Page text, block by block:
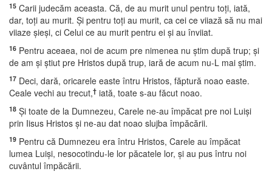
15 Carii judecăm aceasta. Că, de au murit unul pentru toţi, iată,
dar, toţi au murit. Şi pentru toţi au murit, ca cei ce viiază să nu mai
viiaze şieşi, ci Celui ce au murit pentru ei şi au înviiat.
16 Pentru aceaea, noi de acum pre nimenea nu ştim după trup; şi
de am şi ştiut pre Hristos după trup, iară de acum nu-L mai ştim.
17 Deci, dară, oricarele easte întru Hristos, făptură noao easte.
Ceale vechi au trecut,† iată, toate s-au făcut noao.
18 Şi toate de la Dumnezeu, Carele ne-au împăcat pre noi Luişi
prin Iisus Hristos şi ne-au dat noao slujba împăcării.
19 Pentru că Dumnezeu era întru Hristos, Carele au împăcat
lumea Luişi, nesocotindu-le lor păcatele lor, şi au pus întru noi
cuvântul împăcării.